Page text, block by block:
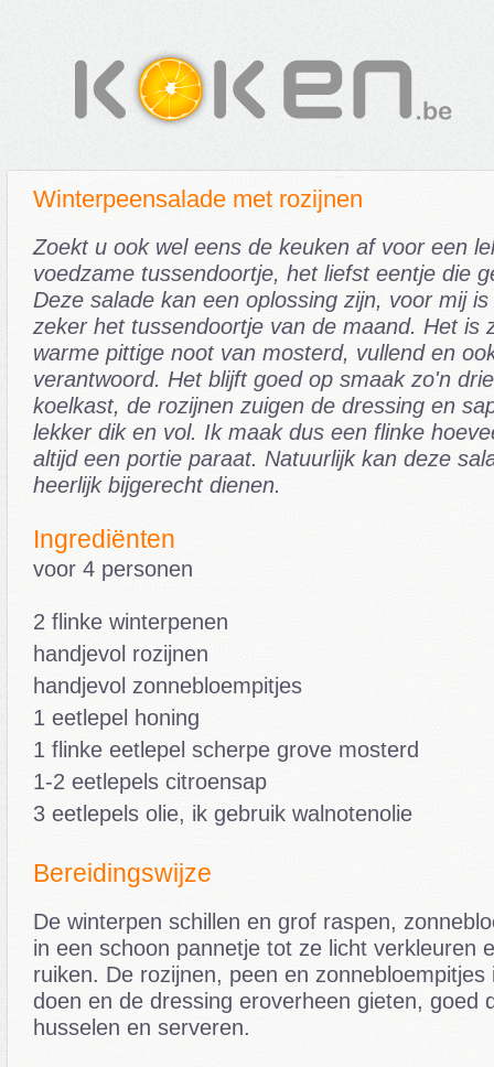
Winterpeensalade met rozijnen
Zoekt u ook wel eens de keuken af voor een
voedzame tussendoortje, het liefst eentje die
Deze salade kan een oplossing zijn, voor mij
zeker het tussendoortje van de maand. Het is
warme pittige noot van mosterd, vullend en
verantwoord. Het blijft goed op smaak zo'n
koelkast, de rozijnen zuigen de dressing en
lekker dik en vol. Ik maak dus een flinke
altijd een portie paraat. Natuurlijk kan deze
heerlijk bijgerecht dienen.
Ingrediënten
voor 4 personen
2 flinke winterpenen
handjevol rozijnen
handjevol zonnebloempitjes
1 eetlepel honing
1 flinke eetlepel scherpe grove mosterd
1-2 eetlepels citroensap
3 eetlepels olie, ik gebruik walnotenolie
Bereidingswijze
De winterpen schillen en grof raspen,
in een schoon pannetje tot ze licht verkleuren
ruiken. De rozijnen, peen en
doen en de dressing eroverheen gieten, goed
husselen en serveren.